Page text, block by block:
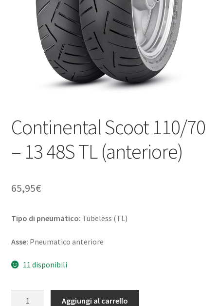
Continental Scoot 110/70
– 13 48S TL (anteriore)
65,95€
Tipo di pneumatico: Tubeless (TL)
Asse: Pneumatico anteriore
11 disponibili
Aggiungi al carrello